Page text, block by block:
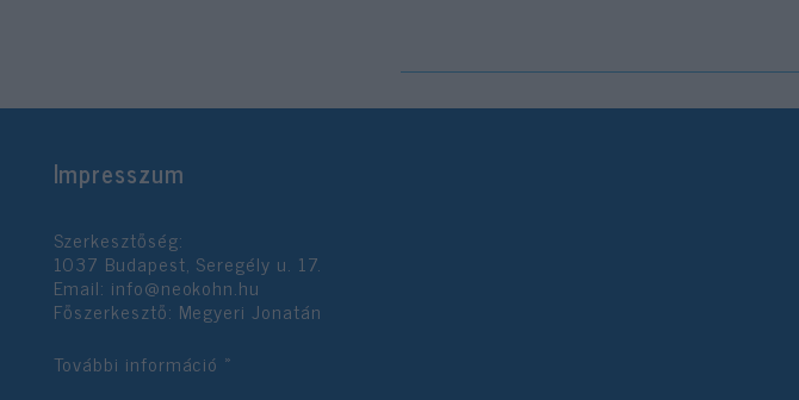
Impresszum
Szerkesztőség:
1037 Budapest, Seregély u. 17.
Email: info@neokohn.hu
Főszerkesztő: Megyeri Jonatán
További információ »